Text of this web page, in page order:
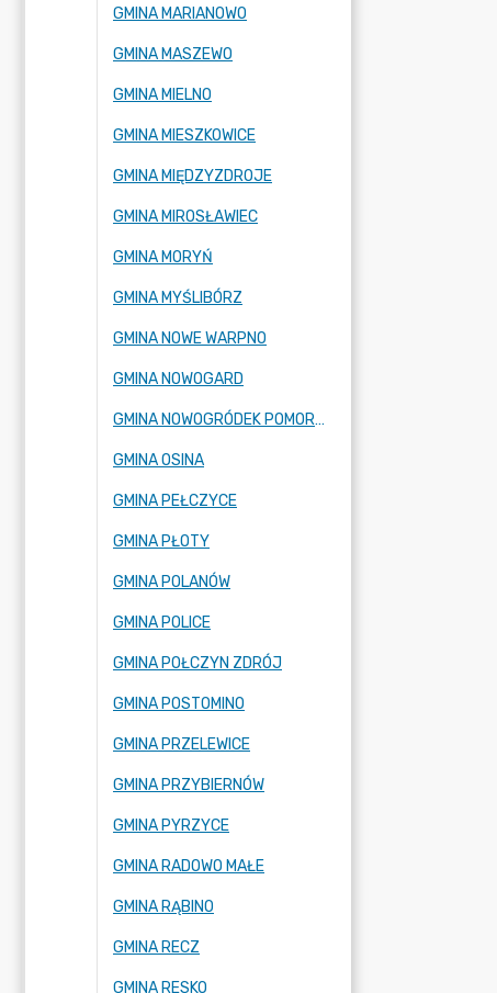
GMINA MARIANOWO
GMINA MASZEWO
GMINA MIELNO
GMINA MIESZKOWICE
GMINA MIĘDZYZDROJE
GMINA MIROSŁAWIEC
GMINA MORYŃ
GMINA MYŚLIBÓRZ
GMINA NOWE WARPNO
GMINA NOWOGARD
GMINA NOWOGRÓDEK POMORSKI
GMINA OSINA
GMINA PEŁCZYCE
GMINA PŁOTY
GMINA POLANÓW
GMINA POLICE
GMINA POŁCZYN ZDRÓJ
GMINA POSTOMINO
GMINA PRZELEWICE
GMINA PRZYBIERNÓW
GMINA PYRZYCE
GMINA RADOWO MAŁE
GMINA RĄBINO
GMINA RECZ
GMINA RESKO